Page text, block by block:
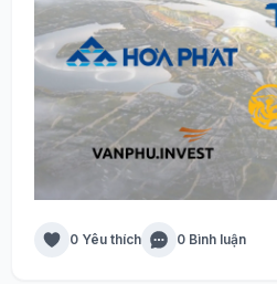
0 Yêu thích 0 Bình luận